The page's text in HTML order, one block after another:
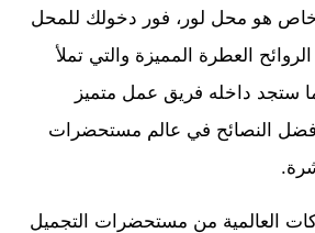
خاص هو محل لور، فور دخولك للمحل
العطرة المميزة والتي تملأ
ستجد داخله فريق عمل متميز
النصائح في عالم مستحضرات
العالمية من مستحضرات التجميل